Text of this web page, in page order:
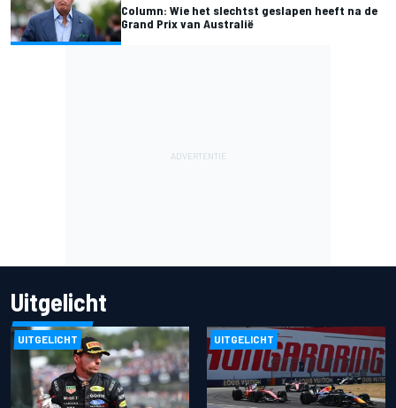
Column: Wie het slechtst geslapen heeft na de
Grand Prix van Australië
Uitgelicht
UITGELICHT UITGELICHT